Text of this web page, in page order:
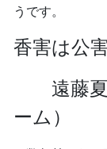
うです。
香害は公害
遠藤夏
ーム）